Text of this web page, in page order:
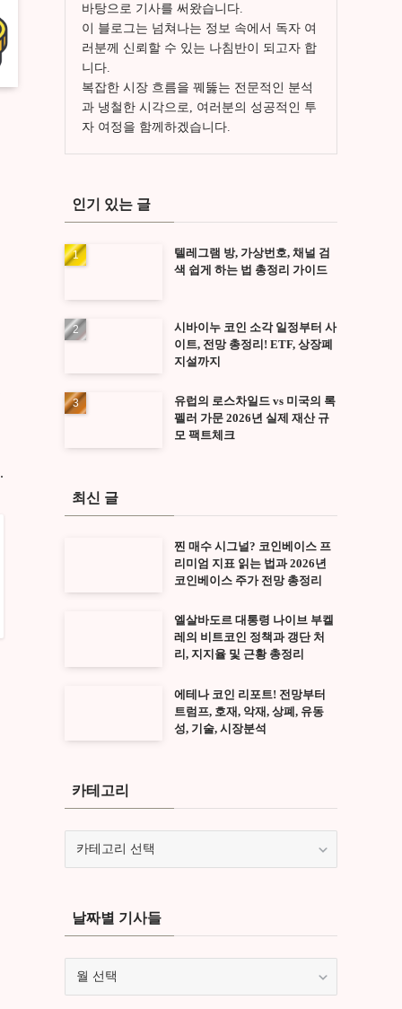
바탕으로 기사를 써왔습니다.
이 블로그는 넘쳐나는 정보 속에서 독자 여
러분께 신뢰할 수 있는 나침반이 되고자 합
니다.
복잡한 시장 흐름을 꿰뚫는 전문적인 분석
과 냉철한 시각으로, 여러분의 성공적인 투
자 여정을 함께하겠습니다.
인기 있는 글
텔레그램 방, 가상번호, 채널 검
색 쉽게 하는 법 총정리 가이드
시바이누 코인 소각 일정부터 사
이트, 전망 총정리! ETF, 상장폐
지설까지
유럽의 로스차일드 vs 미국의 록
펠러 가문 2026년 실제 재산 규
모 팩트체크
최신 글
찐 매수 시그널? 코인베이스 프
리미엄 지표 읽는 법과 2026년
코인베이스 주가 전망 총정리
엘살바도르 대통령 나이브 부켈
레의 비트코인 정책과 갱단 처
리, 지지율 및 근황 총정리
에테나 코인 리포트! 전망부터
트럼프, 호재, 악재, 상폐, 유동
성, 기술, 시장분석
카테고리
날짜별 기사들